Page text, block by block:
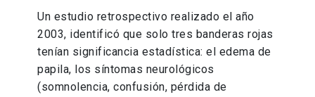
Un estudio retrospectivo realizado el año
2003, identificó que solo tres banderas rojas
tenían significancia estadística: el edema de
papila, los síntomas neurológicos
(somnolencia, confusión, pérdida de